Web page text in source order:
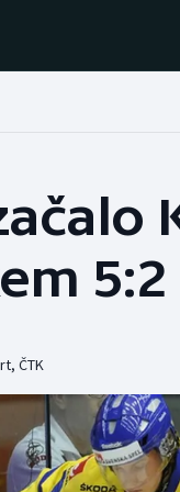
Baseball a softbal
Basketbal
Boby a skeleton
Box
5:2
, ČTK